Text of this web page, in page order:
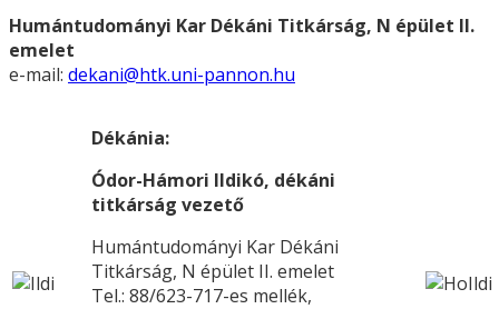
Humántudományi Kar Dékáni Titkárság, N épület II.
emelet
e-mail: dekani@htk.uni-pannon.hu
Dékánia:
Ódor-Hámori Ildikó, dékáni
titkárság vezető
Humántudományi Kar Dékáni
Titkárság, N épület II. emelet
Tel.: 88/623-717-es mellék,